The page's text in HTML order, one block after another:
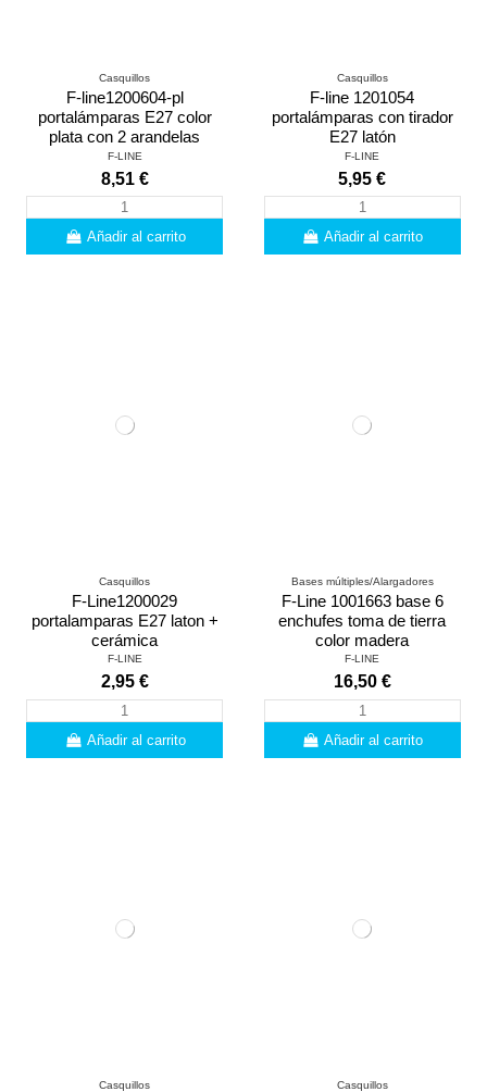
Casquillos
F-line1200604-pl
portalámparas E27 color
plata con 2 arandelas
F-LINE
8,51 €
Añadir al carrito
Casquillos
F-line 1201054
portalámparas con tirador
E27 latón
F-LINE
5,95 €
Añadir al carrito
Casquillos
F-Line1200029
portalamparas E27 laton +
cerámica
F-LINE
2,95 €
Añadir al carrito
Bases múltiples/Alargadores
F-Line 1001663 base 6
enchufes toma de tierra
color madera
F-LINE
16,50 €
Añadir al carrito
Casquillos Casquillos